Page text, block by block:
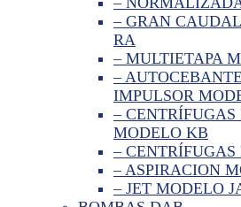
– GRAN
RA
– MULTIETAPA
–
IMPULSOR
–
MODELO KB
–
– ASPIRACION
– JET MODELO